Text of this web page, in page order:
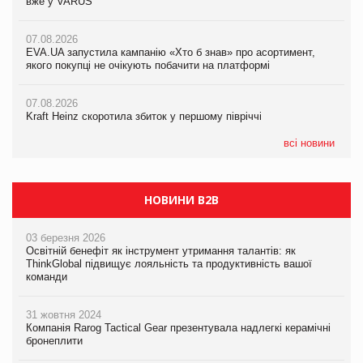
07.08.2026
EVA.UA запустила кампанію «Хто б знав» про асортимент,
якого покупці не очікують побачити на платформі
07.08.2026
Kraft Heinz скоротила збиток у першому півріччі
всі новини
06.08.2026
Смачна новинка для хвостатих: у VARUS з’явилися паучі
Varto Paw expert від власної ТМ Varto!
05.08.2026
Мережа супермаркетів VARUS купує мережу магазинів
06.08.2026
НОВИНИ B2B
03 березня 2026
Освітній бенефіт як інструмент утримання талантів: як
ThinkGlobal підвищує лояльність та продуктивність вашої
команди
31 жовтня 2024
Компанія Rarog Tactical Gear презентувала надлегкі керамічні
бронеплити